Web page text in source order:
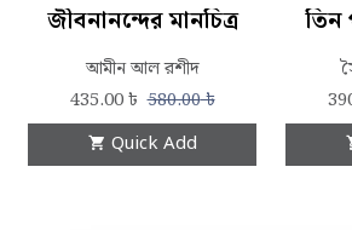
জীবনানন্দের মানচিত্র
আমীন আল রশীদ
435.00৳ 580.00৳
Quick Add
তিন